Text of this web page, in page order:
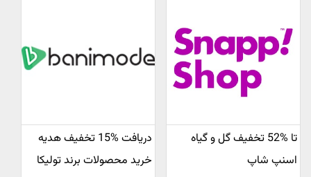
تا %52 تخفیف گل و گیاه
اسنپ شاپ
دریافت %15 تخفیف هدیه
خرید محصولات برند تولیکا